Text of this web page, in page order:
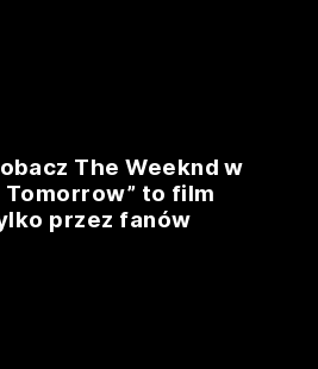
The Weeknd w
Tomorrow” to film
przez fanów